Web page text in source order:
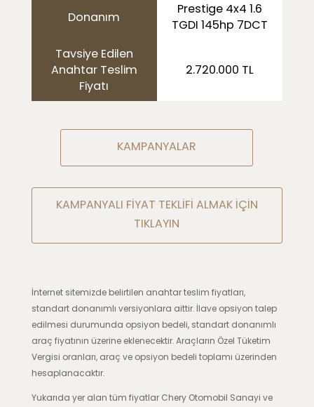
Donanım
Tavsiye Edilen
Anahtar Teslim
Fiyatı
Prestige 4x4 1.6
TGDI 145hp 7DCT
2.720.000 TL
KAMPANYALAR
KAMPANYALI FİYAT TEKLİFİ ALMAK İÇİN
TIKLAYIN
İnternet sitemizde belirtilen anahtar teslim fiyatları,
standart donanımlı versiyonlara aittir. İlave opsiyon talep
edilmesi durumunda opsiyon bedeli, standart donanımlı
araç fiyatının üzerine eklenecektir. Araçların Özel Tüketim
Vergisi oranları, araç ve opsiyon bedeli toplamı üzerinden
hesaplanacaktır.
Yukarıda yer alan tüm fiyatlar Chery Otomobil Sanayi ve